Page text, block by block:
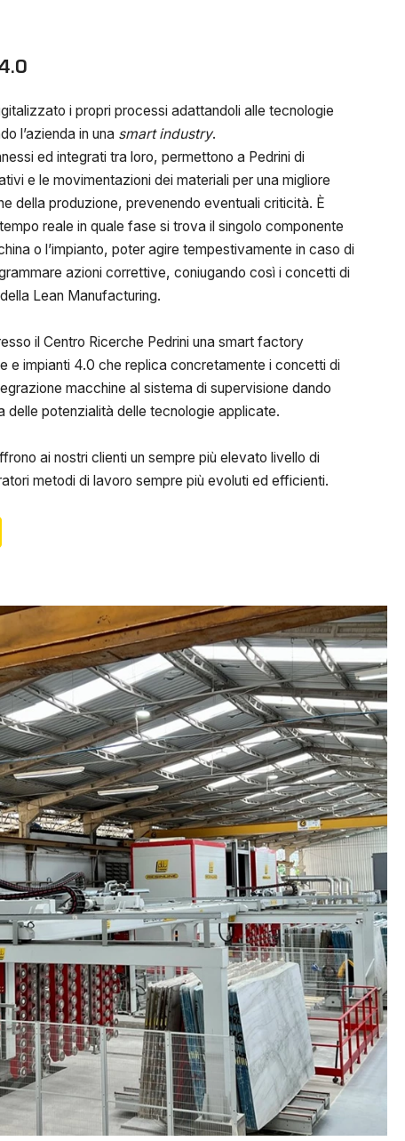
i propri processi adattandoli alle tecnologie
l’azienda in una smart industry.
ed integrati tra loro, permettono a Pedrini di
e le movimentazioni dei materiali per una migliore
della produzione, prevenendo eventuali criticità. È
reale in quale fase si trova il singolo componente
o l’impianto, poter agire tempestivamente in caso di
azioni correttive, coniugando così i concetti di
Lean Manufacturing.
il Centro Ricerche Pedrini una smart factory
e impianti 4.0 che replica concretamente i concetti di
macchine al sistema di supervisione dando
delle potenzialità delle tecnologie applicate.
ai nostri clienti un sempre più elevato livello di
metodi di lavoro sempre più evoluti ed efficienti.